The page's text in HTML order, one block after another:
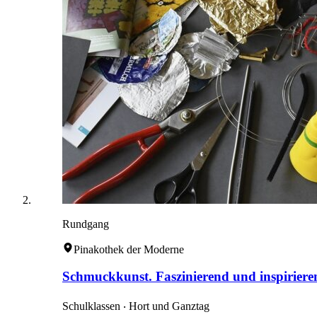
Rundgang
Pinakothek der Moderne
Schmuckkunst. Faszinierend und
Schulklassen ‧ Hort und Ganztag